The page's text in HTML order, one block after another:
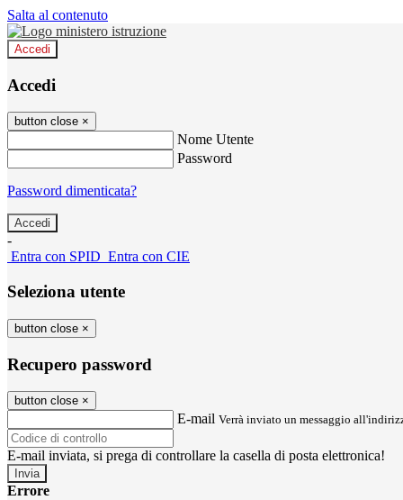
Salta al contenuto
Accedi
Accedi
button close ×
Nome Utente
Password
Password dimenticata?
-
Entra con SPID Entra con CIE
Seleziona utente
button close ×
Recupero password
button close ×
E-mail Verrà inviato un messaggio
E-mail inviata, si prega di controllare la casella di posta elettronica!
Errore